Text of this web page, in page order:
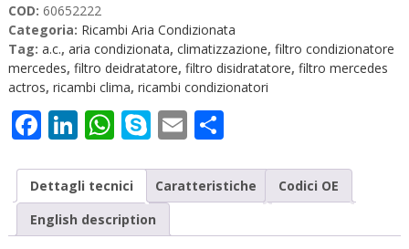
MB
Actros
60652222
quantità
COD: 60652222
Categoria: Ricambi Aria Condizionata
Tag: a.c., aria condizionata, climatizzazione, filtro condizionatore
mercedes, filtro deidratatore, filtro disidratatore, filtro mercedes
actros, ricambi clima, ricambi condizionatori
Facebook
LinkedIn
WhatsApp
Skype
EmailCondividi
Dettagli tecnici Caratteristiche
Codici OE
English description